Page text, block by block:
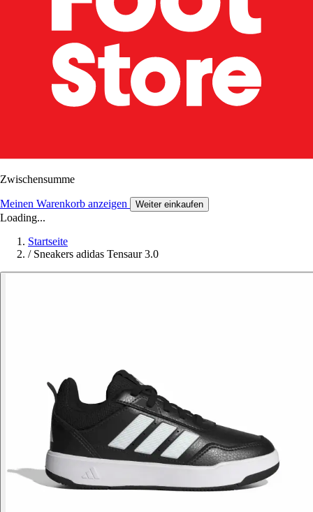
Zwischensumme
Meinen Warenkorb anzeigen Weiter einkaufen
Loading...
Startseite
/ Sneakers adidas Tensaur 3.0